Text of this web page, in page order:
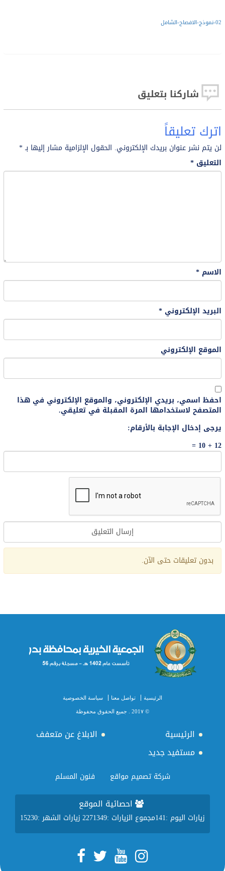
02-نموذج-الافصاح-الشامل
شاركنا بتعليق
اترك تعليقاً
لن يتم نشر عنوان بريدك الإلكتروني. الحقول الإلزامية مشار إليها بـ*
التعليق *
الاسم *
البريد الإلكتروني *
الموقع الإلكتروني
احفظ اسمي، بريدي الإلكتروني، والموقع الإلكتروني في هذا
المتصفح لاستخدامها المرة المقبلة في تعليقي.
يرجى إدخال الإجابة بالأرقام:
12 + 10 =
Alternative:
بدون تعليقات حتى الآن.
الرئيسية تواصل معنا سياسة الخصوصية
© 201٧ . جميع الحقوق محفوظة
الرئيسية
الابلاغ عن متعفف
مستفيد جديد
شركة تصميم مواقع فنون المسلم
احصائية الموقع
زيارات اليوم :141 زيارات الشهر :15230 مجموع الزيارات :2271349